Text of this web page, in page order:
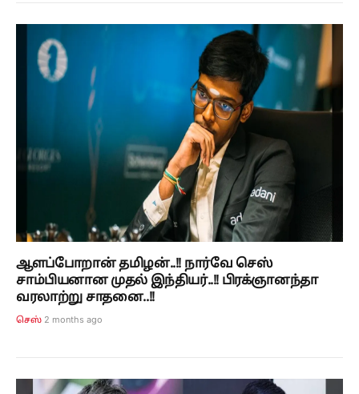
ஆளப்போறான் தமிழன்..!! நார்வே செஸ்
சாம்பியனான முதல் இந்தியர்..!! பிரக்ஞானந்தா
வரலாற்று சாதனை..!!
செஸ் 2 months ago